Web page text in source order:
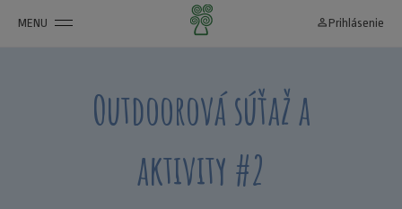
MENU person_outline Prihlásenie
Outdoorová súťaž a
aktivity #2